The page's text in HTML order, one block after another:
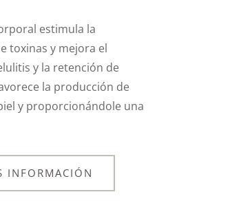
estimula la
toxinas y mejora el
y la retención de
la producción de
y proporcionándole una
INFORMACIÓN